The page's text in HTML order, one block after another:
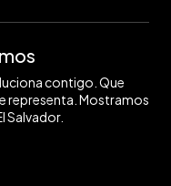
contigo. Que
representa. Mostramos
Salvador.